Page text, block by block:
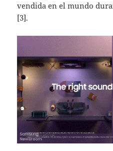
vendida en el mundo
[3].